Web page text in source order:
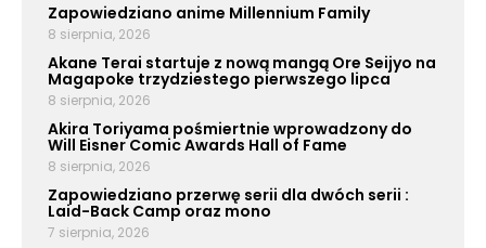
Zapowiedziano anime Millennium Family
8 sierpnia, 2026
Akane Terai startuje z nową mangą Ore Seijyo na
Magapoke trzydziestego pierwszego lipca
8 sierpnia, 2026
Akira Toriyama pośmiertnie wprowadzony do
Will Eisner Comic Awards Hall of Fame
8 sierpnia, 2026
Zapowiedziano przerwę serii dla dwóch serii :
Laid-Back Camp oraz mono
7 sierpnia, 2026